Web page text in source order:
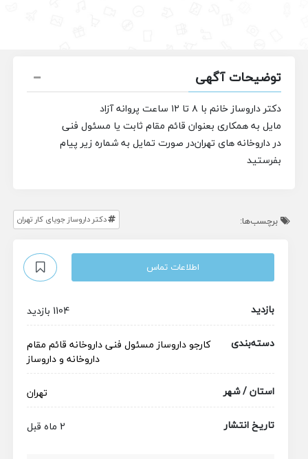
توضیحات آگهی
دکتر داروساز خانم با ۸ تا ۱۲ ساعت پروانه آزاد
مایل به همکاری بعنوان قائم مقام ثابت یا مسئول فنی
در داروخانه های تهراندر صورت تمایل به شماره زیر پیام
بفرستید
برچسب‌ها: دکتر داروساز جویای کار تهران
اطلاعات تماس
بازدید
1104 بازدید
دسته‌بندی
کارجوداروساز مسئول فنی داروخانه قائم مقام
داروخانه و داروساز
استان / شهر
تهران
تاریخ انتشار
2 ماه قبل